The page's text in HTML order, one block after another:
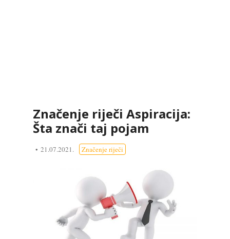
Značenje riječi Aspiracija:
Šta znači taj pojam
21.07.2021. Značenje riječi